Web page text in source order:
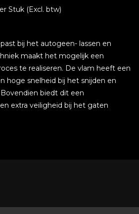
Stuk (Excl. btw)
bij het autogeen- lassen en
maakt het mogelijk een
te realiseren. De vlam heeft een
hoge snelheid bij het snijden en
biedt dit een
extra veiligheid bij het gaten
Het kan worden gemengd met